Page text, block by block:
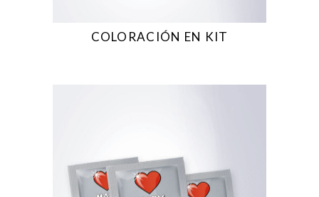
COLORACIÓN EN KIT